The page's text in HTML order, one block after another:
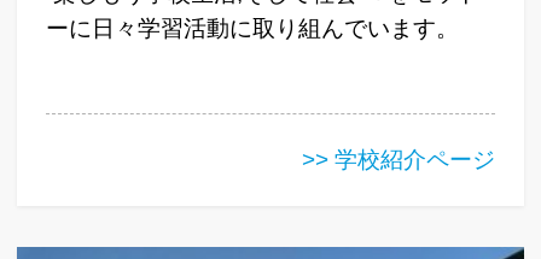
ーに日々学習活動に取り組んでいます。
>> 学校紹介ページ